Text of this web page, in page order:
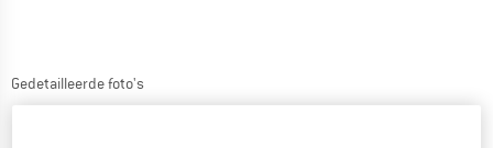
Gedetailleerde foto's